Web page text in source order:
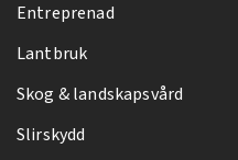
Entreprenad
Lantbruk
Skog & landskapsvård
Slirskydd